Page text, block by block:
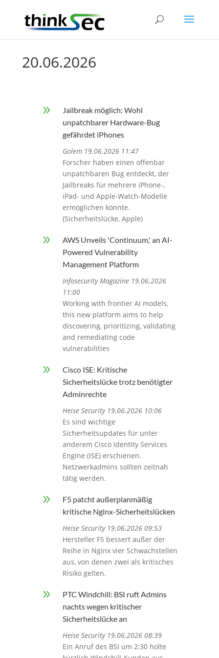
20.06.2026
9
Jailbreak möglich: Wohl
unpatchbarer Hardware-Bug
gefährdet iPhones
Golem 19.06.2026 11:47
Forscher haben einen offenbar
unpatchbaren Bug entdeckt, der
Jailbreaks für mehrere iPhone-,
iPad- und Apple-Watch-Modelle
ermöglichen könnte.
(Sicherheitslücke, Apple)
9
AWS Unveils 'Continuum,' an AI-
Powered Vulnerability
Management Platform
Infosecurity Magazine 19.06.2026
11:00
Working with frontier AI models,
this new platform aims to help
discovering, prioritizing, validating
and remediating code
vulnerabilities
9
Cisco ISE: Kritische
Sicherheitslücke trotz benötigter
Adminrechte
Heise Security 19.06.2026 10:06
Es sind wichtige
Sicherheitsupdates für unter
anderem Cisco Identity Services
Engine (ISE) erschienen.
Netzwerkadmins sollten zeitnah
tätig werden.
9
F5 patcht außerplanmäßig
kritische Nginx-Sicherheitslücken
Heise Security 19.06.2026 09:53
Hersteller F5 bessert außer der
Reihe in Nginx vier Schwachstellen
aus, von denen zwei als kritisches
Risiko gelten.
9
PTC Windchill: BSI ruft Admins
nachts wegen kritischer
Sicherheitslücke an
Heise Security 19.06.2026 08:39
Ein Anruf des BSI um 2:30 holte